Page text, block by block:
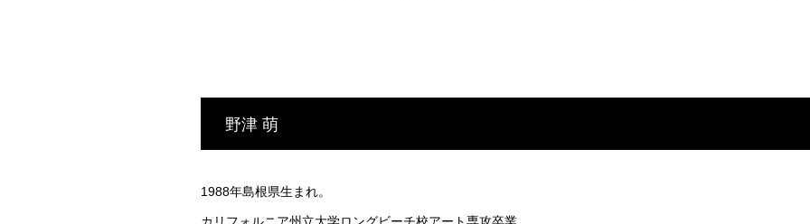
野津 萌
1988年島根県生まれ。